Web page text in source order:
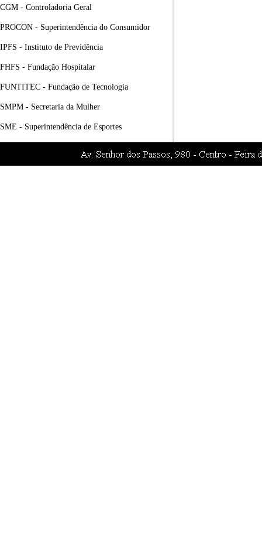
CGM - Controladoria Geral
PROCON - Superintendência do Consumidor
IPFS - Instituto de Previdência
FHFS - Fundação Hospitalar
FUNTITEC - Fundação de Tecnologia
SMPM - Secretaria da Mulher
SME - Superintendência de Esportes